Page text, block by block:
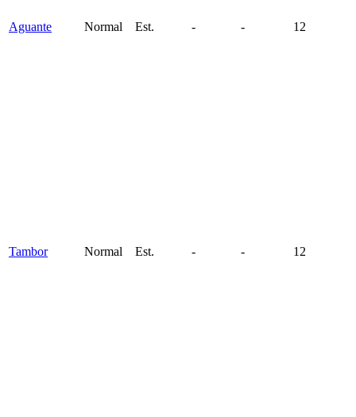
Aguante Normal Est. - - 12
Tambor Normal Est. - - 12